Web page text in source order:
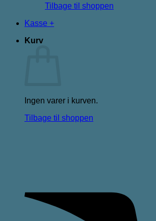
Tilbage til shoppen
Kasse +
Kurv
Ingen varer i kurven.
Tilbage til shoppen